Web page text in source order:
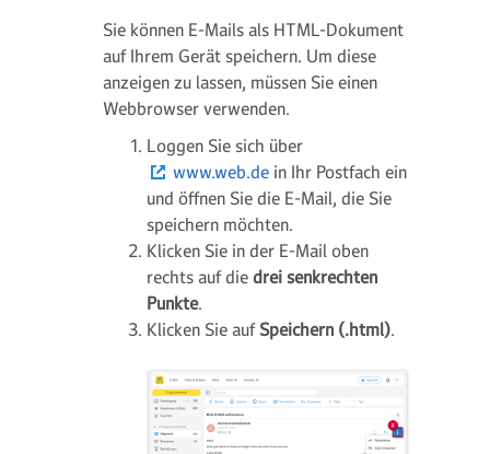
Sie können E-Mails als HTML-Dokument
auf Ihrem Gerät speichern. Um diese
anzeigen zu lassen, müssen Sie einen
Webbrowser verwenden.
Loggen Sie sich über
www.web.de in Ihr Postfach ein
und öffnen Sie die E-Mail, die Sie
speichern möchten.
Klicken Sie in der E-Mail oben
rechts auf die drei senkrechten
Punkte.
Klicken Sie auf Speichern (.html).